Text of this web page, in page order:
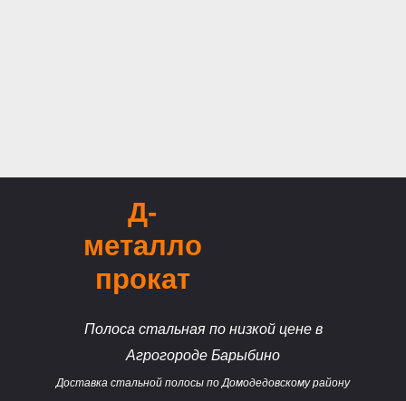
Полоса стальная по низкой цене в
Агрогороде Барыбино
Доставка стальной полосы по Домодедовскому району
Д-
металло
прокат